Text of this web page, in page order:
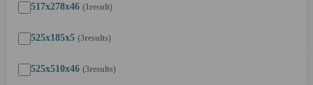
517x278x46 (1result)
525x185x5 (3results)
525x510x46 (3results)